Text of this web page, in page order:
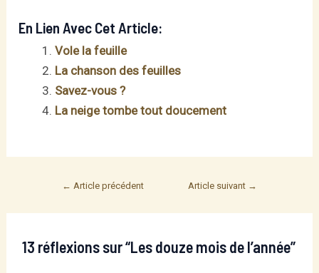
En Lien Avec Cet Article:
Vole la feuille
La chanson des feuilles
Savez-vous ?
La neige tombe tout doucement
Post
← Article précédent Article suivant →
13 réflexions sur “Les douze mois de l’année”